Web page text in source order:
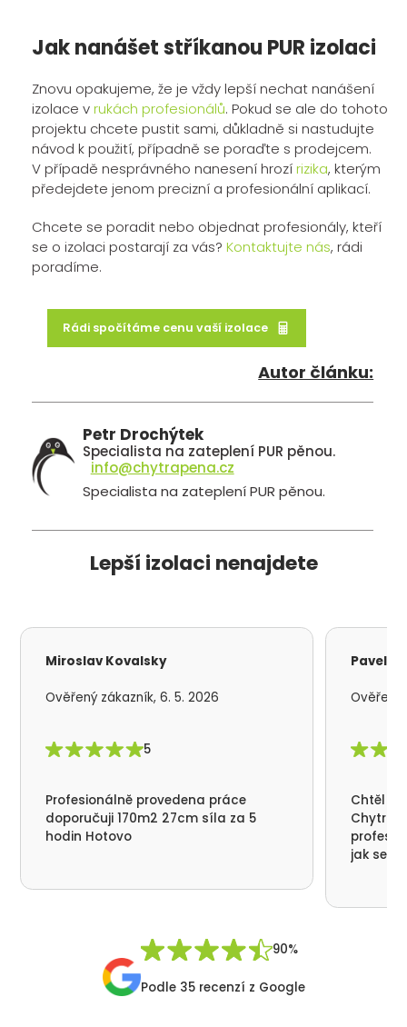
Jak nanášet stříkanou PUR izolaci
Znovu opakujeme, že je vždy lepší nechat nanášení
izolace vrukách profesionálů. Pokud se ale do tohoto
projektu chcete pustit sami, důkladně si nastudujte
návod k použití, případně se poraďte s prodejcem.
V případě nesprávného nanesení hrozírizika, kterým
předejdete jenom precizní a profesionální aplikací.
Chcete se poradit nebo objednat profesionály, kteří
se o izolaci postarají za vás? Kontaktujte nás, rádi
poradíme.
Rádi spočítáme cenu vaší izolace
Autor článku:
Petr Drochýtek
Specialista na zateplení PUR pěnou.
info@chytrapena.cz
Specialista na zateplení PUR pěnou.
Lepší izolaci nenajdete
Miroslav Kovalsky
Ověřený zákazník, 6. 5. 2026
5
Profesionálně provedena práce
doporučuji 170m2 27cm síla za 5
hodin Hotovo
Pavel
Ověřený
Chtěl
Chytrá
jak se
90%
Podle 35 recenzí z Google